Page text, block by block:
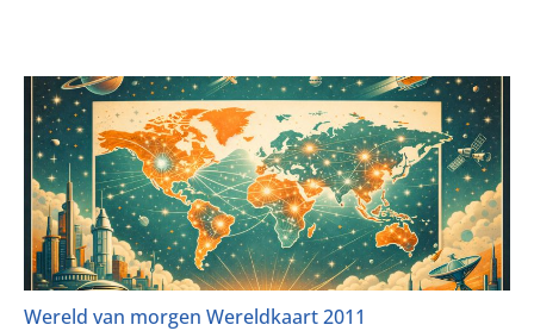
Wereld van morgen Wereldkaart 2011